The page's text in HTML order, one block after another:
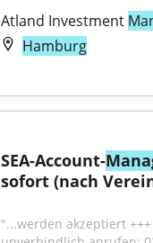
Atland Investment
Hamburg
SEA-Account-
sofort (nach
"...werden akzeptiert